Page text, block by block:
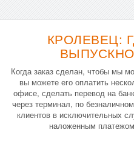
КРОЛЕВЕЦ:
Когда заказ сделан, чтобы мы
вы можете его оплатить
офисе, сделать перевод на
через терминал, по
клиентов в исключительных
наложенным